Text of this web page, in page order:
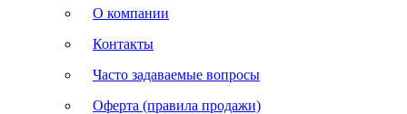
О компании
Контакты
Часто задаваемые вопросы
Оферта (правила продажи)